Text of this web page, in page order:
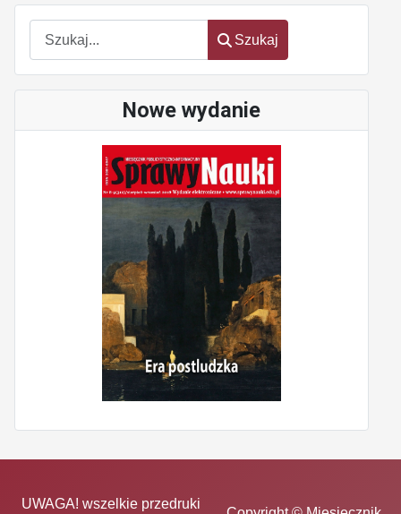
Szukaj
Szukaj
Nowe wydanie
UWAGA! wszelkie przedruki